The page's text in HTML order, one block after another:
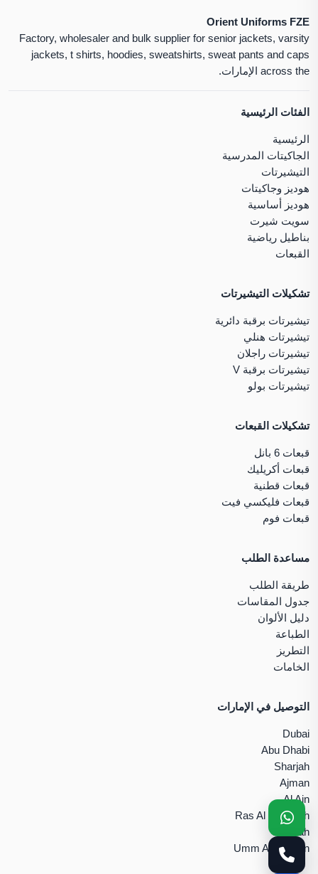
Orient Uniforms FZE
Factory, wholesaler and bulk supplier for senior jackets, varsity
jackets, t shirts, hoodies, sweatshirts, sweat pants and caps
across the الإمارات.
الفئات الرئيسية
الرئيسية
الجاكيتات المدرسية
التيشيرتات
هوديز وجاكيتات
هوديز أساسية
سويت شيرت
بناطيل رياضية
القبعات
تشكيلات التيشيرتات
تيشيرتات برقبة دائرية
تيشيرتات هنلي
تيشيرتات راجلان
تيشيرتات برقبة V
تيشيرتات بولو
تشكيلات القبعات
قبعات 6 بانل
قبعات أكريليك
قبعات قطنية
قبعات فليكسي فيت
قبعات فوم
مساعدة الطلب
طريقة الطلب
جدول المقاسات
دليل الألوان
الطباعة
التطريز
الخامات
التوصيل في الإمارات
Dubai
Abu Dhabi
Sharjah
Ajman
Al Ain
Ras Al Khaimah
Fujairah
Umm Al Quwain